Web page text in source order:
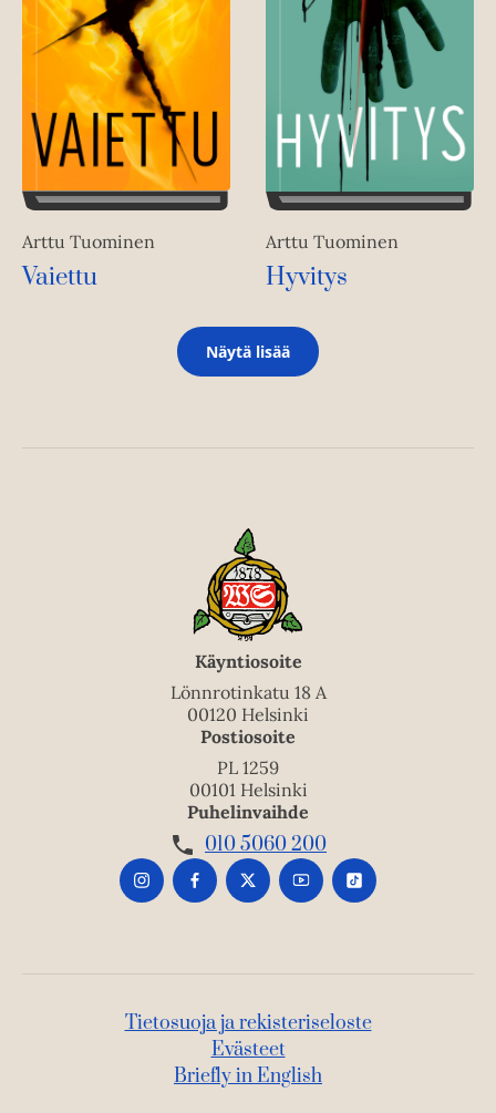
Arttu Tuominen
Vaiettu
Arttu Tuominen
Hyvitys
Näytä lisää
Käyntiosoite
Lönnrotinkatu 18 A
00120 Helsinki
Postiosoite
PL 1259
00101 Helsinki
Puhelinvaihde
010 5060 200
Tietosuoja ja rekisteriseloste
Evästeet
Briefly in English